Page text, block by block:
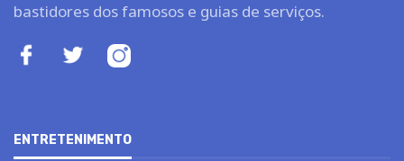
bastidores dos famosos e guias de serviços.
ENTRETENIMENTO